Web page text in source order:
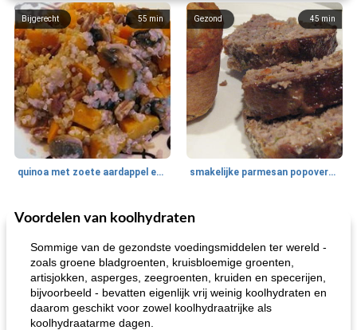
55 min
Bijgerecht
quinoa met zoete aardappel en champignons
45min
Gezond
smakelijke parmesan popovers (gezonder!)
40min
One Dish Meal Soepen, stoofschotels en Chili
Voordelen van koolhydraten
Sommige van de gezondste voedingsmiddelen ter wereld -
zoals groene bladgroenten, kruisbloemige groenten,
artisjokken, asperges, zeegroenten, kruiden en specerijen,
bijvoorbeeld - bevatten eigenlijk vrij weinig koolhydraten en
daarom geschikt voor zowel koolhydraatrijke als
koolhydraatarme dagen.